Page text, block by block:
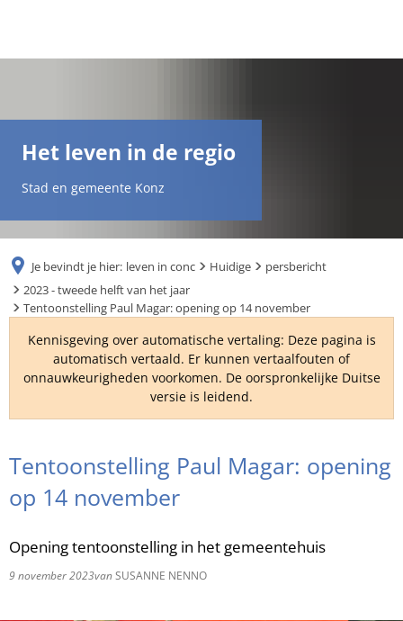
TR
UK
Het leven in de regio
Stad en gemeente Konz
Je bevindt je hier: leven in conc Huidige
persbericht
2023 - tweede helft van het jaar
Tentoonstelling Paul Magar: opening op 14 november
Kennisgeving over automatische vertaling: Deze pagina is
automatisch vertaald. Er kunnen vertaalfouten of
onnauwkeurigheden voorkomen. De oorspronkelijke Duitse
versie is leidend.
Tentoonstelling Paul Magar: opening
op 14 november
Opening tentoonstelling in het gemeentehuis
9 november 2023vanSUSANNE NENNO